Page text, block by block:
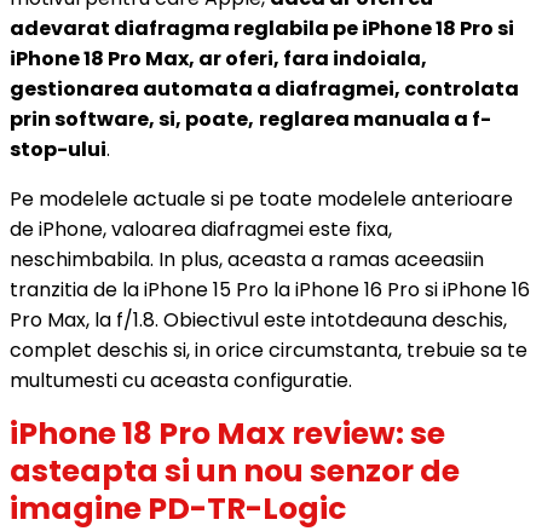
adevarat diafragma reglabila pe iPhone 18 Pro si
iPhone 18 Pro Max, ar oferi, fara indoiala,
gestionarea automata a diafragmei, controlata
prin software, si, poate, reglarea manuala a f-
stop-ului.
Pe modelele actuale si pe toate modelele anterioare
de iPhone, valoarea diafragmei este fixa,
neschimbabila. In plus, aceasta a ramas aceeasiin
tranzitia de la iPhone 15 Pro la iPhone 16 Pro si iPhone 16
Pro Max, la f/1.8. Obiectivul este intotdeauna deschis,
complet deschis si, in orice circumstanta, trebuie sa te
multumesti cu aceasta configuratie.
iPhone 18 Pro Max review: se
asteapta si un nou senzor de
imagine PD-TR-Logic